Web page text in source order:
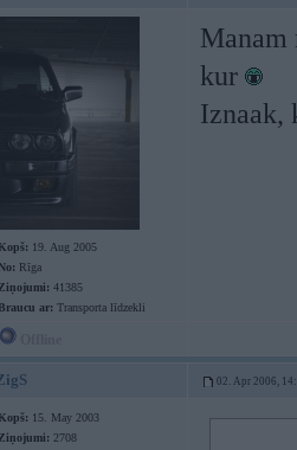
Kopš: 19. Aug 2005
No: Rīga
Ziņojumi: 41385
Braucu ar: Transporta līdzekli
Manam
kur
Iznaak,
02. Apr 2006,
Kopš: 15. May 2003
Ziņojumi: 2708